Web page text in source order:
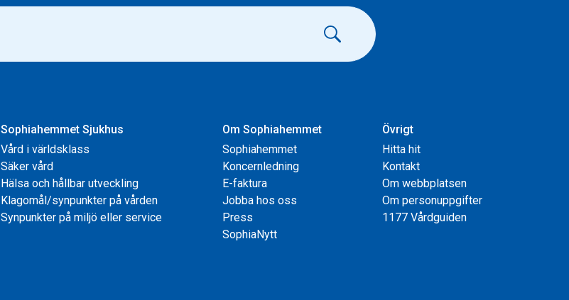
Sophiahemmet Sjukhus
Vård i världsklass
Säker vård
Hälsa och hållbar utveckling
Klagomål/synpunkter på vården
Synpunkter på miljö eller service
Om Sophiahemmet
Sophiahemmet
Koncernledning
E-faktura
Jobba hos oss
Press
SophiaNytt
Övrigt
Hitta hit
Kontakt
Om webbplatsen
Om personuppgifter
1177 Vårdguiden